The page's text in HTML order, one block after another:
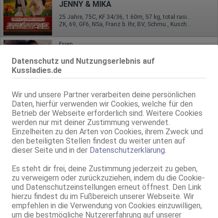
Datenschutz und Nutzungserlebnis auf
Kussladies.de
Wir und unsere Partner verarbeiten deine persönlichen
Daten, hierfür verwenden wir Cookies, welche für den
Betrieb der Webseite erforderlich sind. Weitere Cookies
werden nur mit deiner Zustimmung verwendet.
Einzelheiten zu den Arten von Cookies, ihrem Zweck und
den beteiligten Stellen findest du weiter unten auf
dieser Seite und in der Datenschutzerklärung
Es steht dir frei, deine Zustimmung jederzeit zu geben,
zu verweigern oder zurückzuziehen, indem du die Cookie-
und Datenschutzeinstellungen erneut öffnest. Den Link
hierzu findest du im Fußbereich unserer Webseite. Wir
empfehlen in die Verwendung von Cookies einzuwilligen,
um die bestmögliche Nutzererfahrung auf unserer
JENNY & MIKA
Essen
Thea bei ZartOderHart
ZartOderHart
ZK, AV, 69, GF6, DT, NSa, devot
Essen
8.7km, Bottroper Str. 286
Victoria NEU bei ZartOderHart
ZartOderHart
Essen
8.7km, Bottroper Str. 286
NEU Coco bei ZartOderHart
ZartOderHart